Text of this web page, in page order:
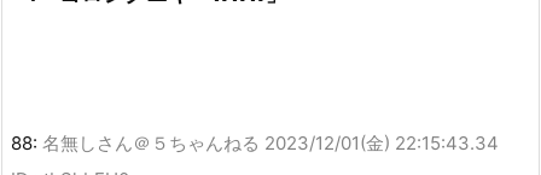
88: 名無しさん＠５ちゃんねる 2023/12/01(金) 22:15:43.34